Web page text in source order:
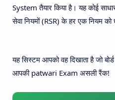
System तैयार किया है। यह कोई
सेवा नियमों (RSR) के हर एक नियम को
यह सिस्टम आपको वह दिखाता है जो
आपकी patwari Exam असली रैंक!